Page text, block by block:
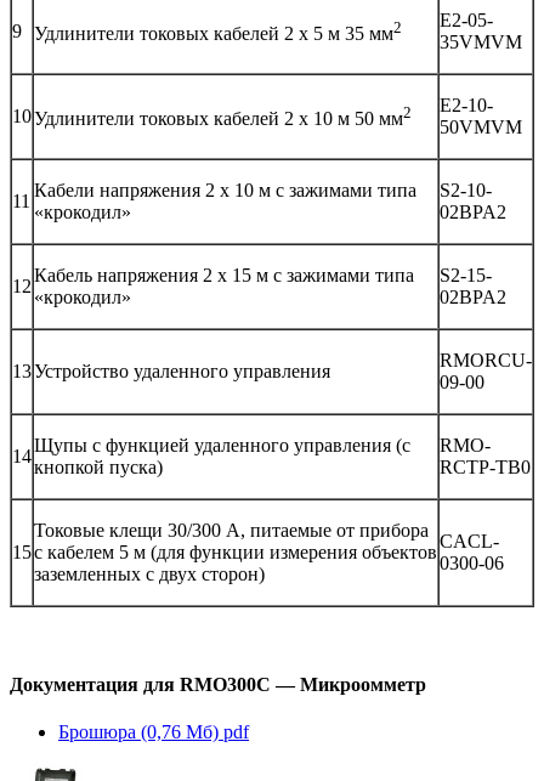
9 Удлинители токовых кабелей 2 х 5 м 35 мм2
E2-05-
35VMVM
10Удлинители токовых кабелей 2 х 10 м 50 мм2
E2-10-
50VMVM
11
Кабели напряжения 2 х 10 м с зажимами типа
«крокодил»
S2-10-
02BPA2
12
Кабель напряжения 2 х 15 м с зажимами типа
«крокодил»
S2-15-
02BPA2
13Устройство удаленного управления
RMORCU-
09-00
14
Щупы с функцией удаленного управления (с
кнопкой пуска)
RMO-
RCTP-TB0
15
Токовые клещи 30/300 А, питаемые от прибора
с кабелем 5 м (для функции измерения объектов
заземленных с двух сторон)
CACL-
0300-06
Документация для RMO300C — Микроомметр
Брошюра (0,76 Мб) pdf